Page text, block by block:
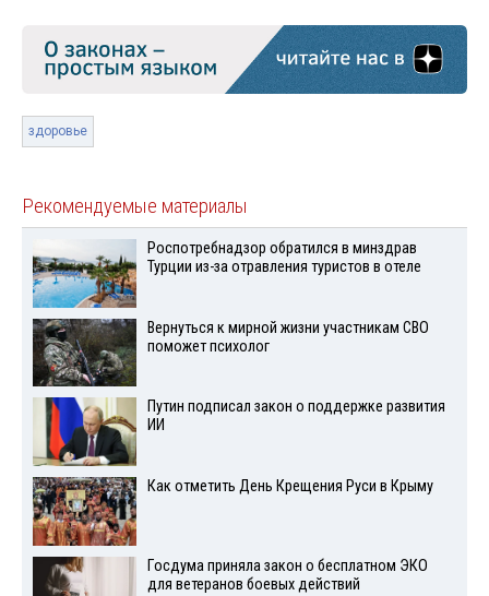
здоровье
Рекомендуемые материалы
Роспотребнадзор обратился в минздрав
Турции из-за отравления туристов в отеле
Вернуться к мирной жизни участникам СВО
поможет психолог
Путин подписал закон о поддержке развития
ИИ
Как отметить День Крещения Руси в Крыму
Госдума приняла закон о бесплатном ЭКО
для ветеранов боевых действий